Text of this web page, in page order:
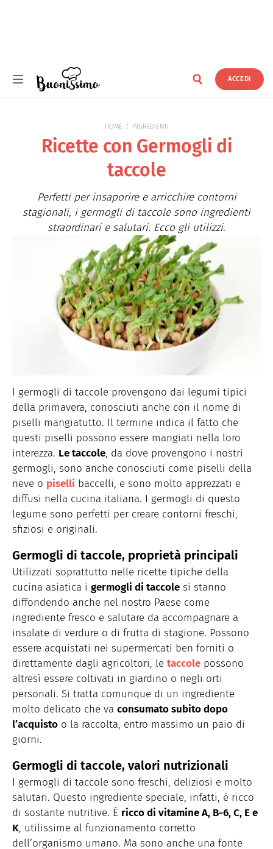
ACCEDI
HOME INGREDIENTI
Ricette con Germogli di
taccole
Perfetti per insaporire e arricchire contorni
stagionali, i germogli di taccole sono ingredienti
straordinari e salutari. Ecco gli utilizzi.
I germogli di taccole provengono dai legumi tipici
della primavera, conosciuti anche con il nome di
piselli mangiatutto. Il termine indica il fatto che
questi piselli possono essere mangiati nella loro
interezza. Le taccole, da dove provengono i nostri
germogli, sono anche conosciuti come piselli della
neve o piselli baccelli, e sono molto apprezzati e
diffusi nella cucina italiana. I germogli di questo
legume sono perfetti per creare contorni freschi,
sfiziosi e originali.
Germogli di taccole, proprietà principali
Utilizzati soprattutto nelle ricette tipiche della
cucina asiatica i germogli di taccole si stanno
diffondendo anche nel nostro Paese come
ingrediente fresco e salutare da accompagnare a
insalate di verdure o di frutta di stagione. Possono
essere acquistati nei supermercati ben forniti o
direttamente dagli agricoltori, le taccole possono
altresì essere coltivati in giardino o negli orti
personali. Si tratta comunque di un ingrediente
molto delicato che va consumato subito dopo
l’acquisto o la raccolta, entro massimo un paio di
giorni.
Germogli di taccole, valori nutrizionali
I germogli di taccole sono freschi, deliziosi e molto
salutari. Questo ingrediente speciale, infatti, è ricco
di sostante nutritive. È ricco di vitamine A, B-6, C, E e
K, utilissime al funzionamento corretto
dell’organismo umano. Ma sono anche una fonte